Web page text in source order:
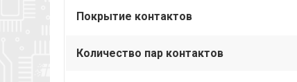
Покрытие контактов
Количество пар контактов